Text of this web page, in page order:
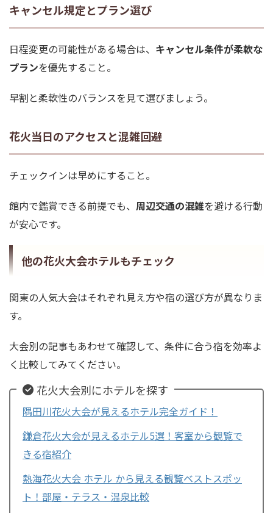
キャンセル規定とプラン選び
日程変更の可能性がある場合は、 キャンセル条件が柔軟な
プランを優先すること。
早割と柔軟性のバランスを見て選びましょう。
花火当日のアクセスと混雑回避
チェックインは早めにすること。
館内で鑑賞できる前提でも、 周辺交通の混雑を避ける行動
が安心です。
他の花火大会ホテルもチェック
関東の人気大会はそれぞれ見え方や宿の選び方が異なりま
す。
大会別の記事もあわせて確認して、条件に合う宿を効率よ
く比較してみてください。
花火大会別にホテルを探す
隅田川花火大会が見えるホテル完全ガイド！
鎌倉花火大会が見えるホテル5選！客室から観覧で
きる宿紹介
熱海花火大会 ホテル から見える観覧ベストスポッ
ト！部屋・テラス・温泉比較